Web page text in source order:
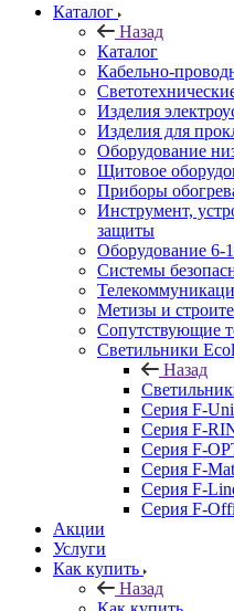
Каталог
Назад
Каталог
Кабельно-
Изделия
Изделия для
Оборудование
Щитовое
Приборы
Инструмент,
защиты
Оборудование 6-
Системы
Метизы и
Сопутствующие
Светильники
Назад
Серия F-
Серия F-
Серия F-
Серия F-
Серия F-
Серия F-
Акции
Услуги
Как купить
Назад